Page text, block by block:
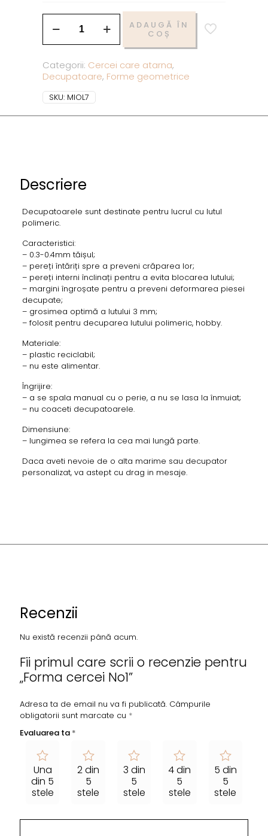
ADAUGĂ ÎN
COȘ
Categorii: Cercei care atarna,
Decupatoare, Forme geometrice
SKU: MIOL7
Descriere
Decupatoarele sunt destinate pentru lucrul cu lutul
polimeric.
Caracteristici:
– 0.3-0.4mm tăișul;
– pereți întăriți spre a preveni crăparea lor;
– pereți interni înclinați pentru a evita blocarea lutului;
– margini îngroșate pentru a preveni deformarea piesei
decupate;
– grosimea optimă a lutului 3 mm;
– folosit pentru decuparea lutului polimeric, hobby.
Materiale:
– plastic reciclabil;
– nu este alimentar.
Îngrijire:
– a se spala manual cu o perie, a nu se lasa la înmuiat;
– nu coaceti decupatoarele.
Dimensiune:
– lungimea se refera la cea mai lungă parte.
Daca aveti nevoie de o alta marime sau decupator
personalizat, va astept cu drag in mesaje.
Recenzii
Nu există recenzii până acum.
Fii primul care scrii o recenzie pentru
„Forma cercei No1”
Adresa ta de email nu va fi publicată. Câmpurile
obligatorii sunt marcate cu *
Evaluarea ta *
Una
din 5
stele
2 din
5
stele
3 din
5
stele
4 din
5
stele
5 din
5
stele